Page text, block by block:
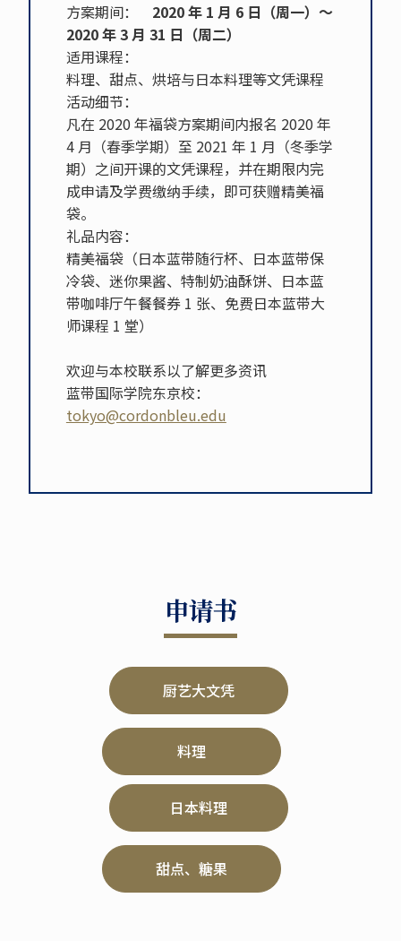
方案期间： 2020 年 1 月 6 日（周一）～
2020 年 3 月 31 日（周二）
适用课程：
料理、甜点、烘培与日本料理等文凭课程
活动细节：
凡在 2020 年福袋方案期间内报名 2020 年
4 月（春季学期）至 2021 年 1 月（冬季学
期）之间开课的文凭课程，并在期限内完
成申请及学费缴纳手续，即可获赠精美福
袋。
礼品内容：
精美福袋（日本蓝带随行杯、日本蓝带保
冷袋、迷你果酱、特制奶油酥饼、日本蓝
带咖啡厅午餐餐券 1 张、免费日本蓝带大
师课程 1 堂）
欢迎与本校联系以了解更多资讯
蓝带国际学院东京校：
tokyo@cordonbleu.edu
申请书
厨艺大文凭
料理
日本料理
甜点、糖果